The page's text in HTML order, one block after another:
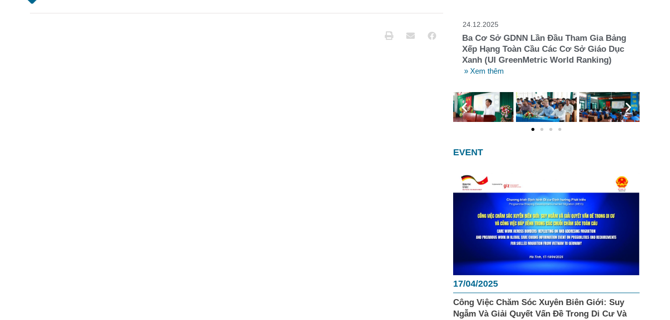
24.12.2025
Ba Cơ Sở GDNN Lần Đầu Tham Gia Bảng
Xếp Hạng Toàn Cầu Các Cơ Sở Giáo Dục
Xanh (UI GreenMetric World Ranking)
» Xem thêm
EVENT
17/04/2025
Công Việc Chăm Sóc Xuyên Biên Giới: Suy
Ngẫm Và Giải Quyết Vấn Đề Trong Di Cư Và